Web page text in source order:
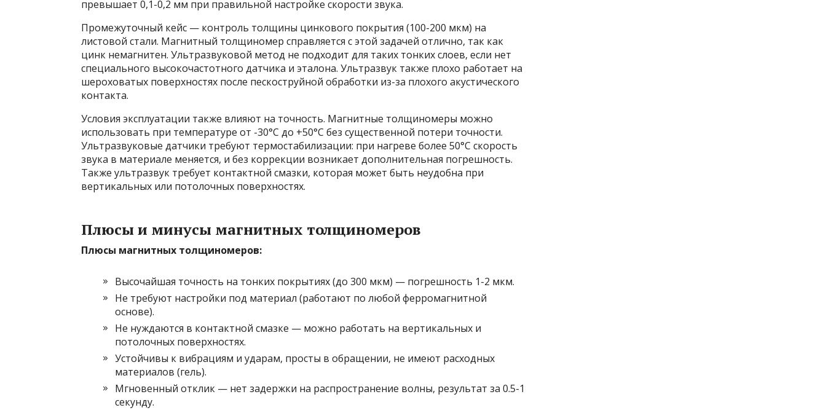
превышает 0,1-0,2 мм при правильной настройке скорости звука.
Промежуточный кейс — контроль толщины цинкового покрытия (100-200 мкм) на
листовой стали. Магнитный толщиномер справляется с этой задачей отлично, так как
цинк немагнитен. Ультразвуковой метод не подходит для таких тонких слоев, если нет
специального высокочастотного датчика и эталона. Ультразвук также плохо работает на
шероховатых поверхностях после пескоструйной обработки из-за плохого акустического
контакта.
Условия эксплуатации также влияют на точность. Магнитные толщиномеры можно
использовать при температуре от -30°C до +50°C без существенной потери точности.
Ультразвуковые датчики требуют термостабилизации: при нагреве более 50°C скорость
звука в материале меняется, и без коррекции возникает дополнительная погрешность.
Также ультразвук требует контактной смазки, которая может быть неудобна при
вертикальных или потолочных поверхностях.
Плюсы и минусы магнитных толщиномеров
Плюсы магнитных толщиномеров:
Высочайшая точность на тонких покрытиях (до 300 мкм) — погрешность 1-2 мкм.
Не требуют настройки под материал (работают по любой ферромагнитной
основе).
Не нуждаются в контактной смазке — можно работать на вертикальных и
потолочных поверхностях.
Устойчивы к вибрациям и ударам, просты в обращении, не имеют расходных
материалов (гель).
Мгновенный отклик — нет задержки на распространение волны, результат за 0.5-1
секунду.